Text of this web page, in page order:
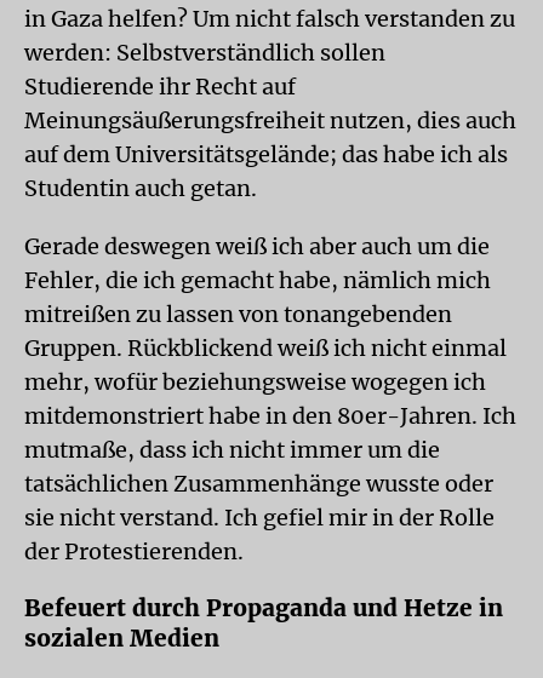
in Gaza helfen? Um nicht falsch verstanden zu
werden: Selbstverständlich sollen
Studierende ihr Recht auf
Meinungsäußerungsfreiheit nutzen, dies auch
auf dem Universitätsgelände; das habe ich als
Studentin auch getan.
Gerade deswegen weiß ich aber auch um die
Fehler, die ich gemacht habe, nämlich mich
mitreißen zu lassen von tonangebenden
Gruppen. Rückblickend weiß ich nicht einmal
mehr, wofür beziehungsweise wogegen ich
mitdemonstriert habe in den 80er-Jahren. Ich
mutmaße, dass ich nicht immer um die
tatsächlichen Zusammenhänge wusste oder
sie nicht verstand. Ich gefiel mir in der Rolle
der Protestierenden.
Befeuert durch Propaganda und Hetze in
sozialen Medien